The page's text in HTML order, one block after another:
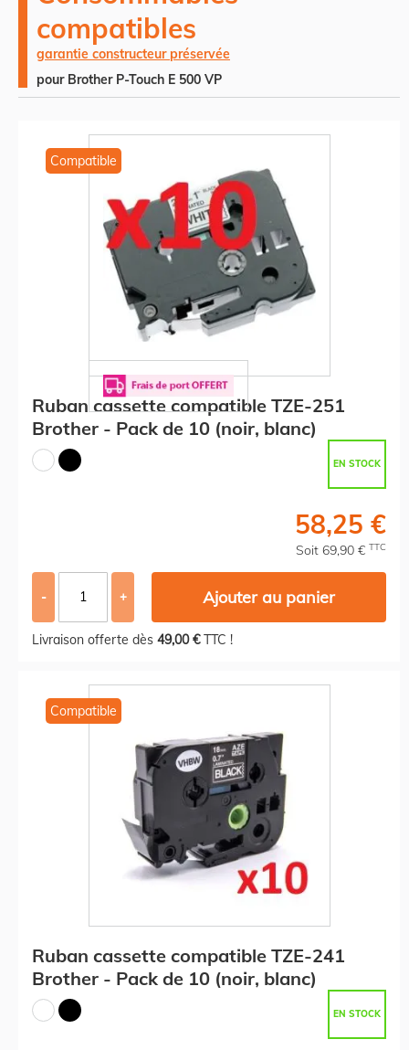
compatibles
garantie constructeur préservée
pour Brother P-Touch E 500 VP
Compatible
Ruban cassette compatible TZE-251
Brother - Pack de 10 (noir, blanc)
EN STOCK
58,25 €
Soit 69,90 € TTC
- + Ajouter au panier
Livraison offerte dès 49,00 €TTC !
Compatible
Ruban cassette compatible TZE-241
Brother - Pack de 10 (noir, blanc)
EN STOCK